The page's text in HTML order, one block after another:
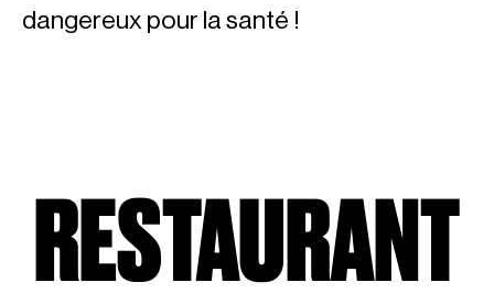
dangereux pour la santé !
RESTAURANT